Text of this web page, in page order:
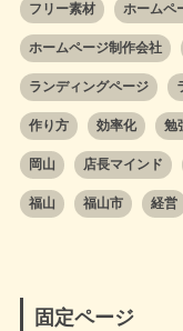
フリー素材 ホームペ
ホームページ制作会社
ランディングページ
作り方 効率化 勉
岡山 店長マインド
福山 福山市 経営
固定ページ